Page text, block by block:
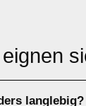
langlebig?